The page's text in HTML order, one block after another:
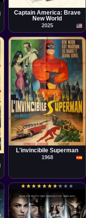
Julius Onah
Captain America: Brave
New World
2025
Película
Paolo Bianchini
L'invincibile Superman
1968
★
★ ★
★ ★
★ ★
★ ★
★ ★
★ ★
★ ★
★ ★
★ ★
★